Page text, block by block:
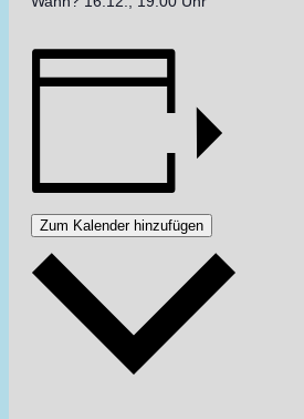
Zum Kalender hinzufügen